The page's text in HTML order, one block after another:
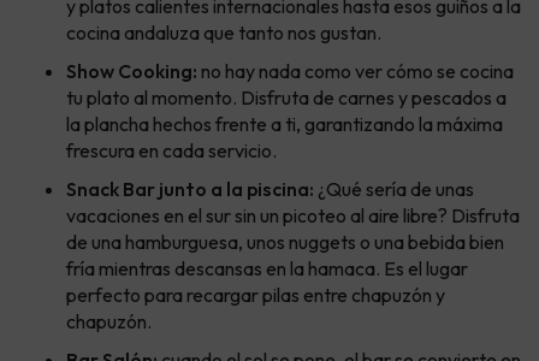
y platos calientes internacionales hasta esos guiños a la
cocina andaluza que tanto nos gustan.
Show Cooking: no hay nada como ver cómo se cocina
tu plato al momento. Disfruta de carnes y pescados a
la plancha hechos frente a ti, garantizando la máxima
frescura en cada servicio.
Snack Bar junto a la piscina: ¿Qué sería de unas
vacaciones en el sur sin un picoteo al aire libre? Disfruta
de una hamburguesa, unos nuggets o una bebida bien
fría mientras descansas en la hamaca. Es el lugar
perfecto para recargar pilas entre chapuzón y
chapuzón.